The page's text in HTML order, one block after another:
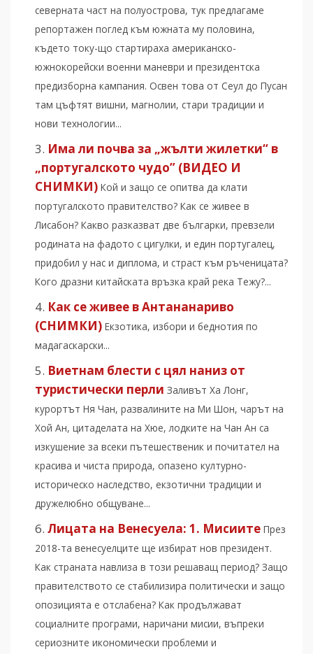
северната част на полуострова, тук предлагаме
репортажен поглед към южната му половина,
където току-що стартираха американско-
южнокорейски военни маневри и президентска
предизборна кампания. Освен това от Сеул до Пусан
там цъфтят вишни, магнолии, стари традиции и
нови технологии...
Има ли почва за „жълти жилетки“ в
„португалското чудо” (ВИДЕО И
СНИМКИ) Кой и защо се опитва да клати
португалското правителство? Как се живее в
Лисабон? Какво разказват две българки, превзели
родината на фадото с цигулки, и един португалец,
придобил у нас и диплома, и страст към ръченицата?
Кого дразни китайската връзка край река Тежу?...
Как се живее в Антананариво
(СНИМКИ) Екзотика, избори и беднотия по
мадагаскарски...
Виетнам блести с цял наниз от
туристически перли Заливът Ха Лонг,
курортът Ня Чан, развалините на Ми Шон, чарът на
Хой Ан, цитаделата на Хюе, лодките на Чан Ан са
изкушение за всеки пътешественик и почитател на
красива и чиста природа, опазено културно-
историческо наследство, екзотични традиции и
дружелюбно общуване...
Лицата на Венесуела: 1. Мисиите През
2018-та венесуелците ще избират нов президент.
Как страната навлиза в този решаващ период? Защо
правителството се стабилизира политически и защо
опозицията е отслабена? Как продължават
социалните програми, наричани мисии, въпреки
сериозните икономически проблеми и